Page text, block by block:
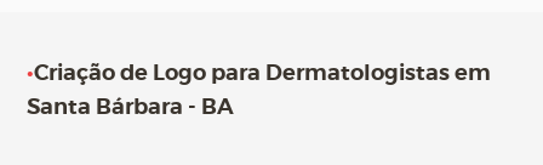
•Criação de Logo para Dermatologistas em
Santa Bárbara - BA